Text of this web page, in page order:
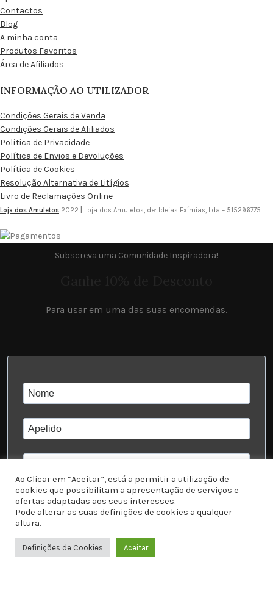
Contactos
Blog
A minha conta
Produtos Favoritos
Área de Afiliados
INFORMAÇÃO AO UTILIZADOR
Condições Gerais de Venda
Condições Gerais de Afiliados
Política de Privacidade
Política de Envios e Devoluções
Política de Cookies
Resolução Alternativa de Litígios
Livro de Reclamações Online
Loja dos Amuletos 2022 Loja dos Amuletos, de: Ideias Exímias, Lda – 515296775
Subscreva uma Comunidade Inspiradora!
Para usar em uma das suas encomendas.
dd-mm-yyyy
Eu li e aceito aPolítica de Privacidade
Pulseira Ajustável – Olho Turco
Redondo Preto – Prateado
Ao Clicar em “Aceitar”, está a permitir a utilização de
cookies que possibilitam a apresentação de serviços e
ofertas adaptadas aos seus interesses.
Pode alterar as suas definições de cookies a qualquer
altura.
Definições de Cookies Aceitar
0
0